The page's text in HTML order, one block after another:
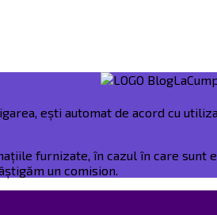
ești automat de acord cu
furnizate, în cazul în care sunt
un comision.